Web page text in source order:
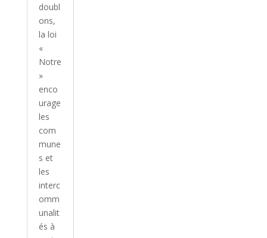
doubl
ons,
la loi
«
Notre
»
enco
urage
les
com
mune
s et
les
interc
omm
unalit
és à